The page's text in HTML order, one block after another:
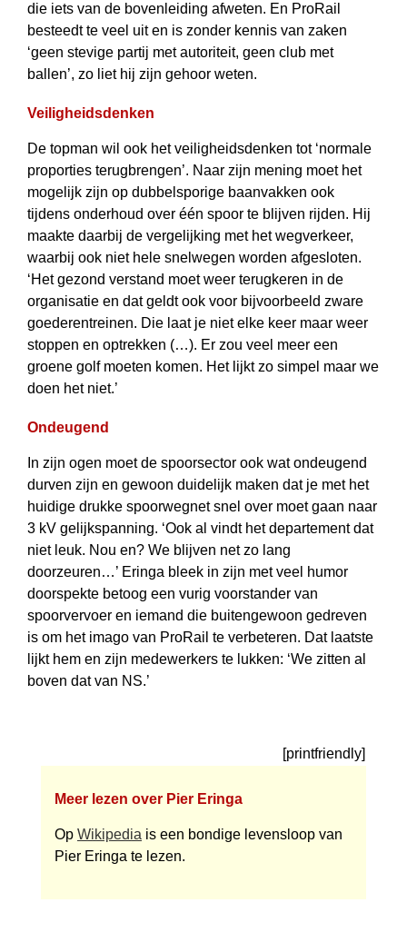
die iets van de bovenleiding afweten. En ProRail
besteedt te veel uit en is zonder kennis van zaken
‘geen stevige partij met autoriteit, geen club met
ballen’, zo liet hij zijn gehoor weten.
Veiligheidsdenken
De topman wil ook het veiligheidsdenken tot ‘normale
proporties terugbrengen’. Naar zijn mening moet het
mogelijk zijn op dubbelsporige baanvakken ook
tijdens onderhoud over één spoor te blijven rijden. Hij
maakte daarbij de vergelijking met het wegverkeer,
waarbij ook niet hele snelwegen worden afgesloten.
‘Het gezond verstand moet weer terugkeren in de
organisatie en dat geldt ook voor bijvoorbeeld zware
goederentreinen. Die laat je niet elke keer maar weer
stoppen en optrekken (…). Er zou veel meer een
groene golf moeten komen. Het lijkt zo simpel maar we
doen het niet.’
Ondeugend
In zijn ogen moet de spoorsector ook wat ondeugend
durven zijn en gewoon duidelijk maken dat je met het
huidige drukke spoorwegnet snel over moet gaan naar
3 kV gelijkspanning. ‘Ook al vindt het departement dat
niet leuk. Nou en? We blijven net zo lang
doorzeuren…’ Eringa bleek in zijn met veel humor
doorspekte betoog een vurig voorstander van
spoorvervoer en iemand die buitengewoon gedreven
is om het imago van ProRail te verbeteren. Dat laatste
lijkt hem en zijn medewerkers te lukken: ‘We zitten al
boven dat van NS.’
[printfriendly]
Meer lezen over Pier Eringa
Op Wikipedia is een bondige levensloop van
Pier Eringa te lezen.